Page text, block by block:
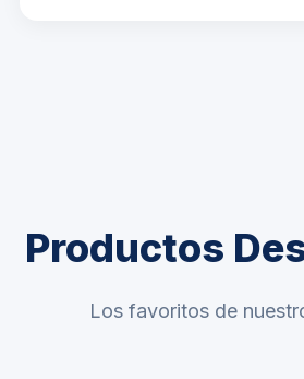
Productos
Los favoritos de